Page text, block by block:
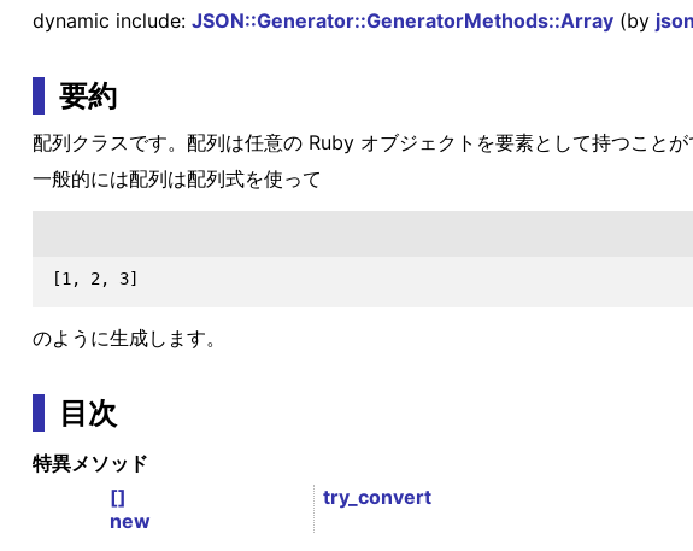
dynamic include: JSON::Generator::GeneratorMethods::Array(by json
要約
配列クラスです。配列は任意の Ruby オブジェクトを要素として持つことが
一般的には配列は配列式を使って
のように生成します。
目次
特異メソッド
[]
new
try_convert